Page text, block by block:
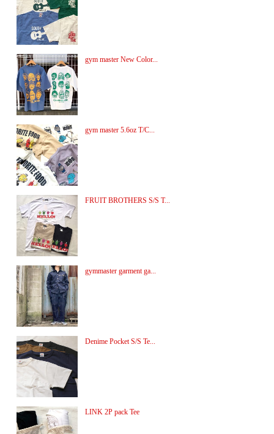
gym master New Color...
gym master 5.6oz T/C...
FRUIT BROTHERS S/S T...
gymmaster garment ga...
Denime Pocket S/S Te...
LINK 2P pack Tee